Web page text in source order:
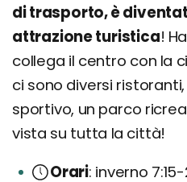
di trasporto, è
attrazione turistica!
collega il centro con la
ci sono diversi
sportivo, un parco
vista su tutta la città!
Orari inverno